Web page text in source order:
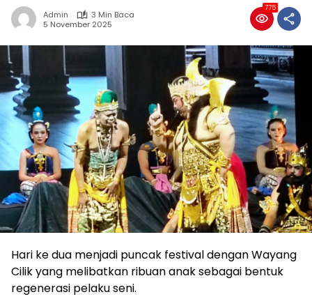
Admin
3 Min Baca
5 November 2025
775
Hari ke dua menjadi puncak festival dengan Wayang
Cilik yang melibatkan ribuan anak sebagai bentuk
regenerasi pelaku seni.